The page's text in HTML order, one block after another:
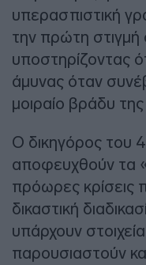
υπερασπιστική
την πρώτη στιγμή
υποστηρίζοντας
άμυνας όταν
μοιραίο βράδυ της
Ο δικηγόρος του
αποφευχθούν τα
πρόωρες κρίσεις
δικαστική
υπάρχουν
παρουσιαστούν